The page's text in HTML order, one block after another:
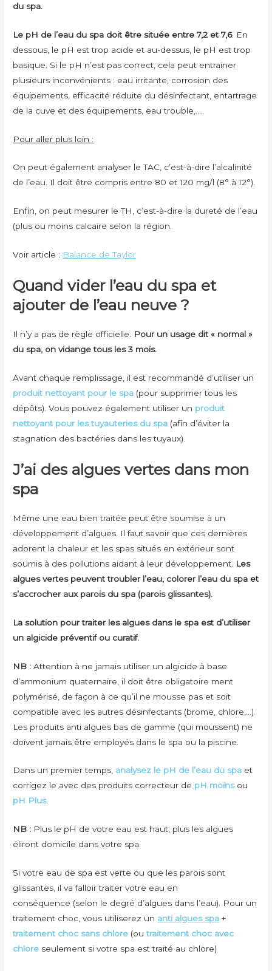
du spa.
Le pH de l’eau du spa doit être située entre 7,2 et 7,6. En
dessous, le pH est trop acide et au-dessus, le pH est trop
basique. Si le pH n’est pas correct, cela peut entrainer
plusieurs inconvénients : eau irritante, corrosion des
équipements, efficacité réduite du désinfectant, entartrage
de la cuve et des équipements, eau trouble,….
Pour aller plus loin :
On peut également analyser le TAC, c’est-à-dire l’alcalinité
de l’eau. Il doit être compris entre 80 et 120 mg/l (8° à 12°).
Enfin, on peut mesurer le TH, c’est-à-dire la dureté de l’eau
(plus ou moins calcaire selon la région.
Voir article : Balance de Taylor
Quand vider l’eau du spa et
ajouter de l’eau neuve ?
Il n’y a pas de règle officielle.
Pour un usage dit « normal »
du spa, on vidange tous les 3 mois.
Avant chaque remplissage, il est recommandé d’utiliser un
produit nettoyant pour le spa (pour supprimer tous les
dépôts). Vous pouvez également utiliser un produit
nettoyant pour les tuyauteries du spa (afin d’éviter la
stagnation des bactéries dans les tuyaux).
J’ai des algues vertes dans mon
spa
Même une eau bien traitée peut être soumise à un
développement d’algues. Il faut savoir que ces dernières
adorent la chaleur et les spas situés en extérieur sont
soumis à des pollutions aidant à leur développement. Les
algues vertes peuvent troubler l’eau, colorer l’eau du spa et
s’accrocher aux parois du spa (parois glissantes).
La solution pour traiter les algues dans le spa est d’utiliser
un algicide préventif ou curatif.
NB : Attention à ne jamais utiliser un algicide à base
d’ammonium quaternaire, il doit être obligatoire ment
polymérisé, de façon à ce qu’il ne mousse pas et soit
compatible avec les autres désinfectants (brome, chlore,…).
Les produits anti algues bas de gamme (qui moussent) ne
doivent jamais être employés dans le spa ou la piscine.
Dans un premier temps, analysez le pH de l’eau du spa et
corrigez le avec des produits correcteur de pH moinsou
pH Plus.
NB : Plus le pH de votre eau est haut, plus les algues
éliront domicile dans votre spa.
Si votre eau de spa est verte ou que les parois sont
glissantes, il va falloir traiter votre eau en
conséquence (selon le degré d’algues dans l’eau). Pour un
traitement choc, vous utiliserez un anti algues spa +
traitement choc sans chlore (outraitement choc avec
chlore seulement si votre spa est traité au chlore)